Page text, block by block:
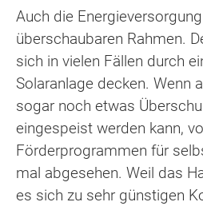
Auch die
überschaubaren Rahmen.
sich in vielen Fällen durch
Solaranlage decken. Wenn
sogar noch etwas
eingespeist werden kann,
Förderprogrammen für
mal abgesehen. Weil das
es sich zu sehr günstigen